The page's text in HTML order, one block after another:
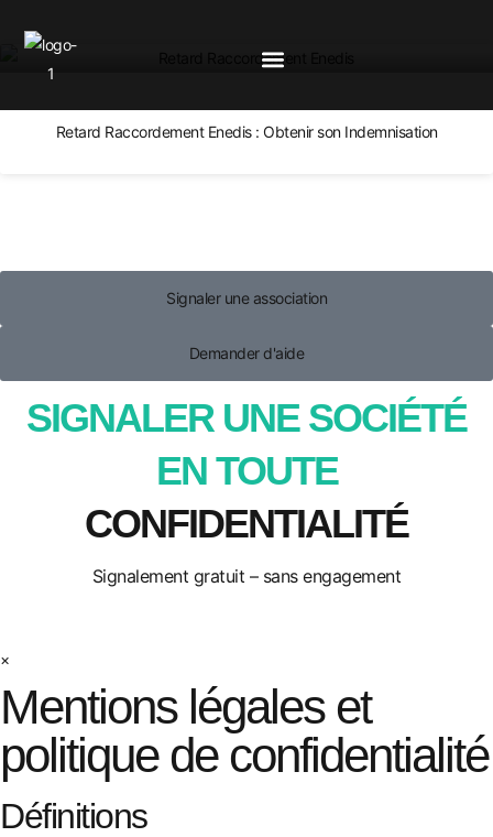
Retard Raccordement Enedis : Obtenir son Indemnisation
Signaler une association
Demander d'aide
SIGNALER UNE SOCIÉTÉ
EN TOUTE
CONFIDENTIALITÉ
Signalement gratuit – sans engagement
×
Mentions légales et
politique de confidentialité
Définitions